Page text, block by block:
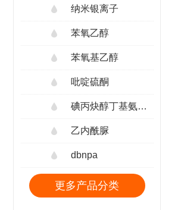
纳米银离子
苯氧乙醇
苯氧基乙醇
吡啶硫酮
碘丙炔醇丁基氨甲酸酯
乙内酰脲
dbnpa
更多产品分类